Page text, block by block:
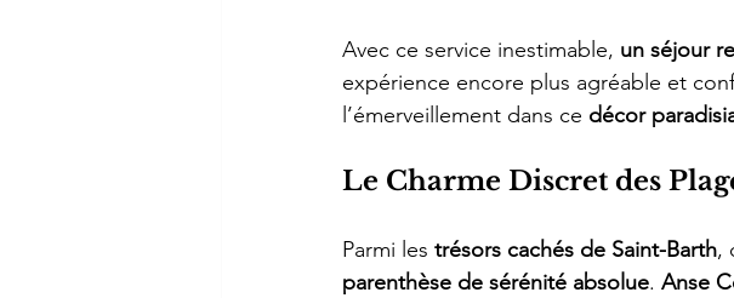
Avec ce service inestimable, un séjour
expérience encore plus agréable et
l’émerveillement dans ce décor
Le Charme Discret des
Parmi les trésors cachés de Saint-Barth,
parenthèse de sérénité absolue. Anse